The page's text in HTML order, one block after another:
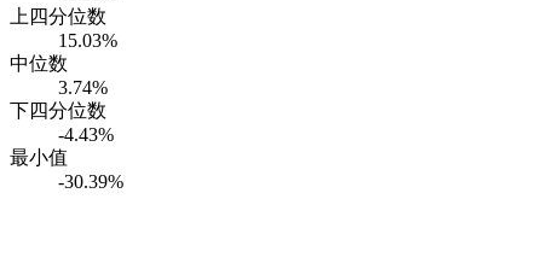
上四分位数
15.03%
中位数
3.74%
下四分位数
-4.43%
最小值
-30.39%